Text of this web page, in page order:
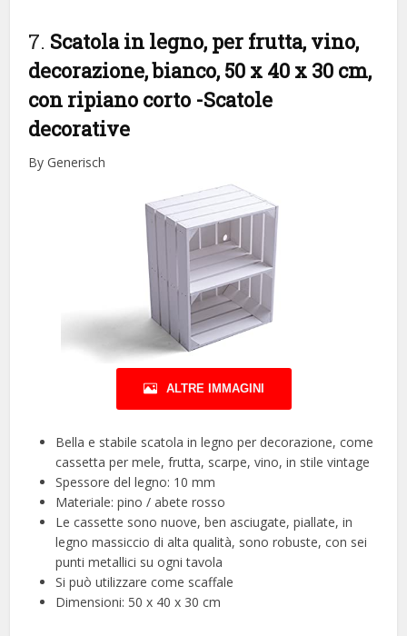
7. Scatola in legno, per frutta, vino,
decorazione, bianco, 50 x 40 x 30 cm,
con ripiano corto -Scatole
decorative
By Generisch
ALTRE IMMAGINI
Bella e stabile scatola in legno per decorazione, come
cassetta per mele, frutta, scarpe, vino, in stile vintage
Spessore del legno: 10 mm
Materiale: pino / abete rosso
Le cassette sono nuove, ben asciugate, piallate, in
legno massiccio di alta qualità, sono robuste, con sei
punti metallici su ogni tavola
Si può utilizzare come scaffale
Dimensioni: 50 x 40 x 30 cm